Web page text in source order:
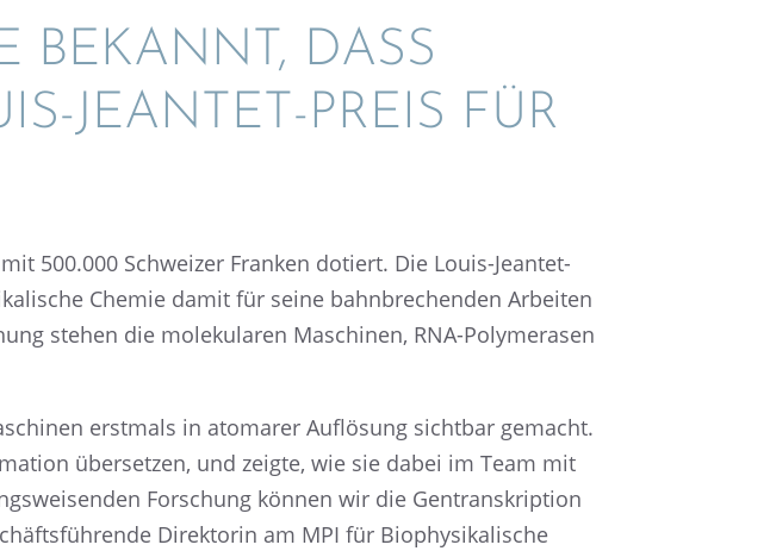
BEKANNT, DASS
JEANTET-PREIS FÜR
500.000 Schwei­zer Franken dotiert. Die Louis-Jeantet-
Chemie damit für seine bahnbre­chen­den Arbei­ten
stehen die moleku­la­ren Maschi­nen, RNA-Polyme­ra­sen
erstmals in atoma­rer Auflö­sung sicht­bar gemacht.
überset­zen, und zeigte, wie sie dabei im Team mit
Forschung können wir die Gentran­skrip­tion
Direk­to­rin am MPI für Biophy­si­ka­li­sche